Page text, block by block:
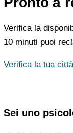
Verifica la
10 minuti puoi
Verifica la tua
Sei uno